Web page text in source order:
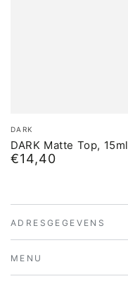
Merk:
DARK
DARK Matte Top, 15ml
Normale
€14,40
ADRESGEGEVENS
MENU